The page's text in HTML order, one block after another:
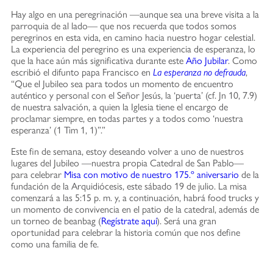
Hay algo en una peregrinación —aunque sea una breve visita a la
parroquia de al lado— que nos recuerda que todos somos
peregrinos en esta vida, en camino hacia nuestro hogar celestial.
La experiencia del peregrino es una experiencia de esperanza, lo
que la hace aún más significativa durante este Año Jubilar. Como
escribió el difunto papa Francisco en La esperanza no defrauda,
“Que el Jubileo sea para todos un momento de encuentro
auténtico y personal con el Señor Jesús, la ‘puerta’ (cf. Jn 10, 7.9)
de nuestra salvación, a quien la Iglesia tiene el encargo de
proclamar siempre, en todas partes y a todos como ‘nuestra
esperanza’ (1 Tim 1, 1)”.”
Este fin de semana, estoy deseando volver a uno de nuestros
lugares del Jubileo —nuestra propia Catedral de San Pablo—
para celebrar Misa con motivo de nuestro 175.º aniversario de la
fundación de la Arquidiócesis, este sábado 19 de julio. La misa
comenzará a las 5:15 p. m. y, a continuación, habrá food trucks y
un momento de convivencia en el patio de la catedral, además de
un torneo de beanbag (Regístrate aquí). Será una gran
oportunidad para celebrar la historia común que nos define
como una familia de fe.